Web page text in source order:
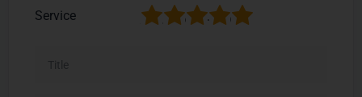
Service 5
4
3
2